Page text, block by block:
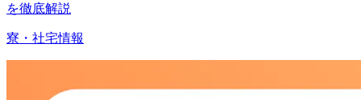
を徹底解説
寮・社宅情報